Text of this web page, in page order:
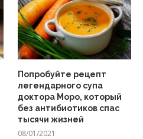
Попробуйте рецепт
легендарного супа
доктора Моро, который
без антибиотиков спас
тысячи жизней
08/01/2021